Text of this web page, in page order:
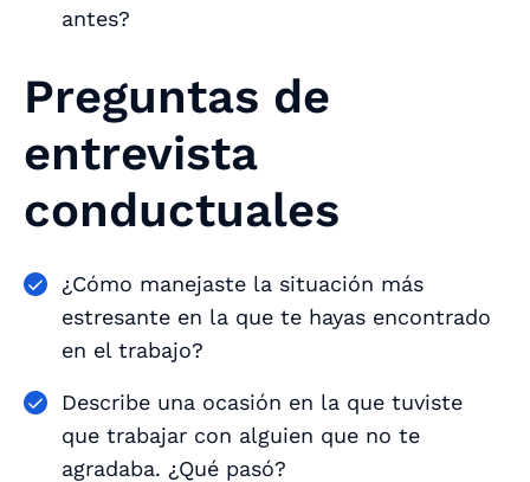
antes?
Preguntas de
entrevista
conductuales
¿Cómo manejaste la situación más
estresante en la que te hayas encontrado
en el trabajo?
Describe una ocasión en la que tuviste
que trabajar con alguien que no te
agradaba. ¿Qué pasó?